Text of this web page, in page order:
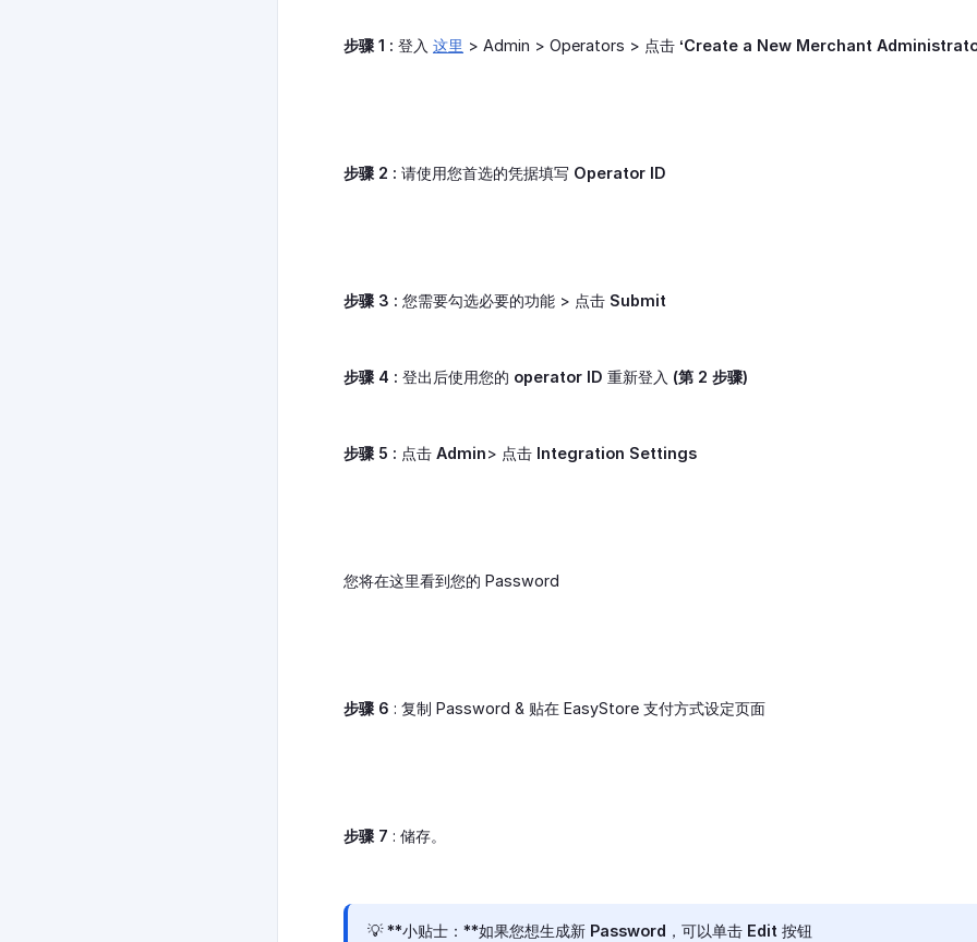
步骤 1 : 登入 这里 > Admin > Operators > 点击 ‘Create a New Merchant
步骤 2 : 请使用您首选的凭据填写 Operator ID
步骤 3 : 您需要勾选必要的功能 > 点击 Submit
步骤 4 : 登出后使用您的 operator ID 重新登入 (第 2 步骤)
步骤 5 : 点击 Admin> 点击 Integration Settings
您将在这里看到您的 Password
步骤 6 : 复制 Password & 贴在 EasyStore 支付方式设定页面
步骤 7 : 储存。
💡 **小贴士：**如果您想生成新 Password，可以单击 Edit 按钮